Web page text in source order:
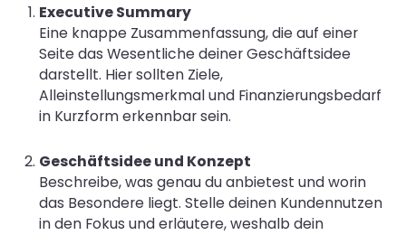
Executive Summary
Eine knappe Zusammenfassung, die auf einer
Seite das Wesentliche deiner Geschäftsidee
darstellt. Hier sollten Ziele,
Alleinstellungsmerkmal und Finanzierungsbedarf
in Kurzform erkennbar sein.
Geschäftsidee und Konzept
Beschreibe, was genau du anbietest und worin
das Besondere liegt. Stelle deinen Kundennutzen
in den Fokus und erläutere, weshalb dein